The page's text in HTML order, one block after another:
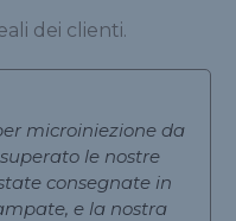
dei clienti.
microiniezione da
le nostre
consegnate in
e la nostra